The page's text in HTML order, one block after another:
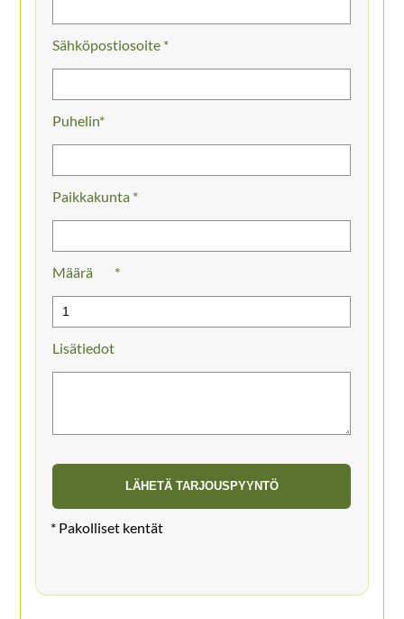
Sähköpostiosoite *
Puhelin
Paikkakunta *
Määrä
Lisätiedot